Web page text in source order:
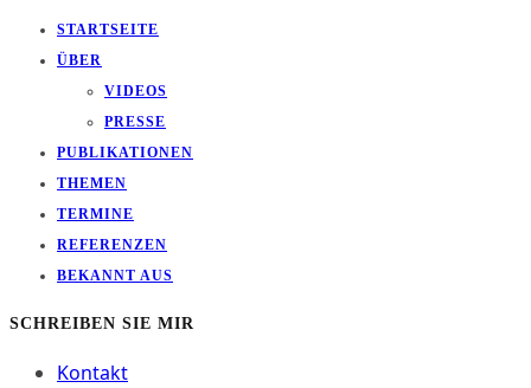
STARTSEITE
ÜBER
VIDEOS
PRESSE
PUBLIKATIONEN
THEMEN
TERMINE
REFERENZEN
BEKANNT AUS
SCHREIBEN SIE MIR
Kontakt